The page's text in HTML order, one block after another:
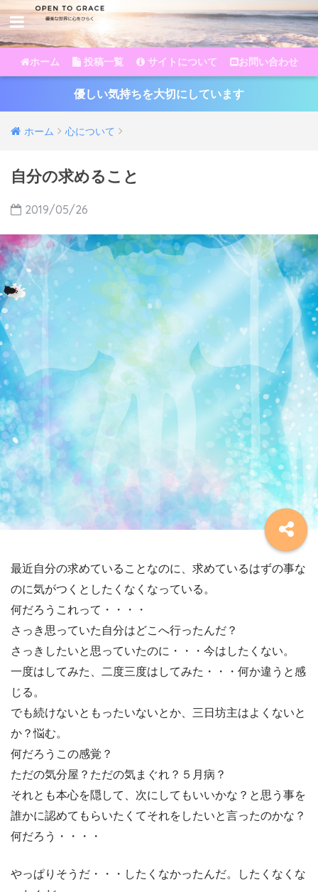
ホーム 投稿一覧 サイトについて お問い合わせ
優しい気持ちを大切にしています
ホーム 心について
自分の求めること
2019/05/26
最近自分の求めていることなのに、求めているはずの事な
のに気がつくとしたくなくなっている。
何だろうこれって・・・・
さっき思っていた自分はどこへ行ったんだ？
さっきしたいと思っていたのに・・・今はしたくない。
一度はしてみた、二度三度はしてみた・・・何か違うと感
じる。
でも続けないともったいないとか、三日坊主はよくないと
か？悩む。
何だろうこの感覚？
ただの気分屋？ただの気まぐれ？５月病？
それとも本心を隠して、次にしてもいいかな？と思う事を
誰かに認めてもらいたくてそれをしたいと言ったのかな？
何だろう・・・・
やっぱりそうだ・・・したくなかったんだ。したくなくな